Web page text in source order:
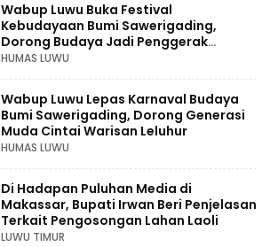
Wabup Luwu Buka Festival
Kebudayaan Bumi Sawerigading,
Dorong Budaya Jadi Penggerak
Ekonomi Kreatif
HUMAS LUWU
Wabup Luwu Lepas Karnaval Budaya
Bumi Sawerigading, Dorong Generasi
Muda Cintai Warisan Leluhur
HUMAS LUWU
Di Hadapan Puluhan Media di
Makassar, Bupati Irwan Beri Penjelasan
Terkait Pengosongan Lahan Laoli
LUWU TIMUR